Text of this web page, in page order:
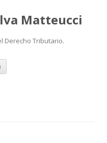
Matteucci
Derecho Tributario.
Ir
contenido